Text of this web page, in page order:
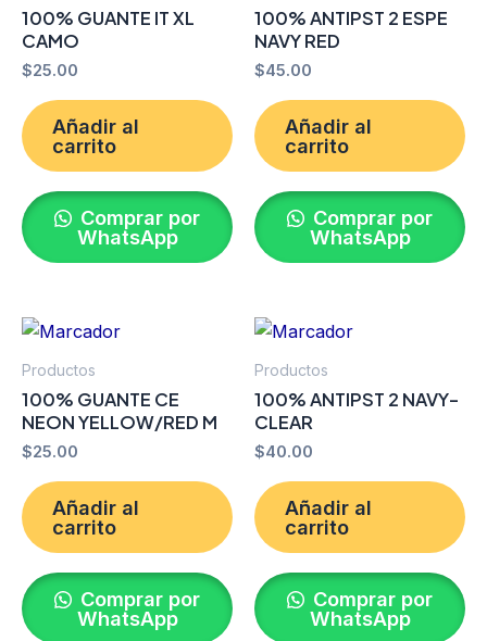
100% GUANTE IT XL
CAMO
$25.00
Añadir al
carrito
Comprar por
WhatsApp
100% ANTIPST 2 ESPE
NAVY RED
$45.00
Añadir al
carrito
Comprar por
WhatsApp
Productos
100% GUANTE CE
NEON YELLOW/RED M
$25.00
Añadir al
carrito
Comprar por
WhatsApp
Productos
100% ANTIPST 2 NAVY-
CLEAR
$40.00
Añadir al
carrito
Comprar por
WhatsApp